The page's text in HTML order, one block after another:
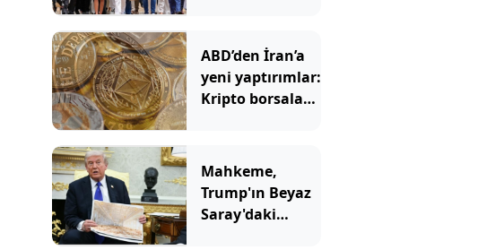
müzeye
çevireceğim’
demişti
ABD’den İran’a
yeni yaptırımlar:
Kripto borsaları
Mahkeme,
Trump'ın Beyaz
Saray'daki